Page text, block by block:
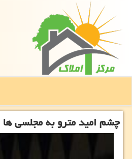
چشم امید مترو به مجلسی ها